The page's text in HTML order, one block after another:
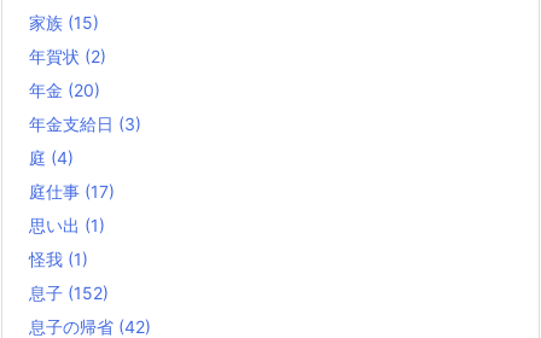
家族 (15)
年賀状 (2)
年金 (20)
年金支給日 (3)
庭 (4)
庭仕事 (17)
思い出 (1)
怪我 (1)
息子 (152)
息子の帰省 (42)